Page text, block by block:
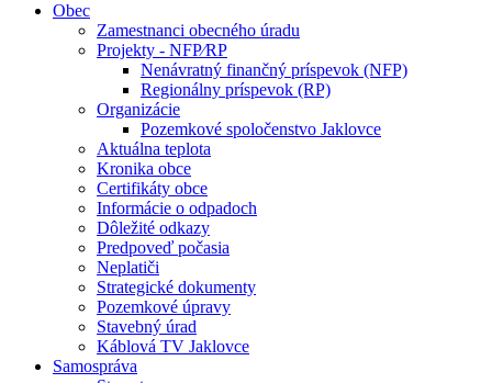
Obec
Zamestnanci obecného úradu
Projekty - NFP⁄RP
Nenávratný finančný príspevok (NFP)
Regionálny príspevok (RP)
Organizácie
Pozemkové spoločenstvo Jaklovce
Aktuálna teplota
Kronika obce
Certifikáty obce
Informácie o odpadoch
Dôležité odkazy
Predpoveď počasia
Neplatiči
Strategické dokumenty
Pozemkové úpravy
Stavebný úrad
Káblová TV Jaklovce
Samospráva